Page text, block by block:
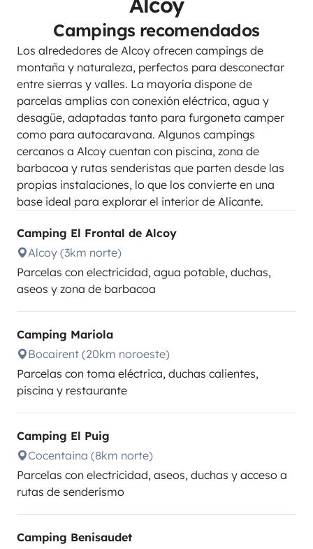
Campings recomendados
Los alrededores de Alcoy ofrecen campings de
montaña y naturaleza, perfectos para desconectar
entre sierras y valles. La mayoría dispone de
parcelas amplias con conexión eléctrica, agua y
desagüe, adaptadas tanto para furgoneta camper
como para autocaravana. Algunos campings
cercanos a Alcoy cuentan con piscina, zona de
barbacoa y rutas senderistas que parten desde las
propias instalaciones, lo que los convierte en una
base ideal para explorar el interior de Alicante.
Camping El Frontal de Alcoy
Alcoy (3km norte)
Parcelas con electricidad, agua potable, duchas,
aseos y zona de barbacoa
Camping Mariola
Bocairent (20km noroeste)
Parcelas con toma eléctrica, duchas calientes,
piscina y restaurante
Camping El Puig
Cocentaina (8km norte)
Parcelas con electricidad, aseos, duchas y acceso a
rutas de senderismo
Camping Benisaudet